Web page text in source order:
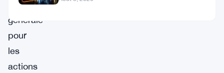
exemption
générale
pour
les
actions